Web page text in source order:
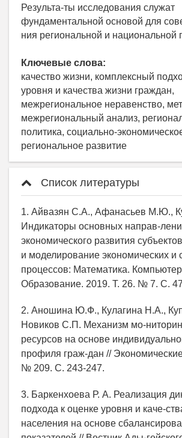
Результа-ты исследования служат
фундаментальной основой для
ния региональной и национальной
Ключевые слова:
качество жизни, комплексный
уровня и качества жизни граждан,
межрегиональное неравенство,
межрегиональный анализ,
политика, социально-
региональное развитие
Список литературы
1. Айвазян С.А., Афанасьев М.Ю.,
Индикаторы основных направ-
экономического развития
и моделирование экономических и
процессов: Математика.
Образование. 2019. Т. 26. № 7. С.
2. Аношина Ю.Ф., Кулагина Н.А.,
Новиков С.П. Механизм мо-
ресурсов на основе
профиля граж-дан //
№ 209. С. 243-247.
3. Баркенхоева Р. А. Реализация
подхода к оценке уровня и каче-
населения на основе